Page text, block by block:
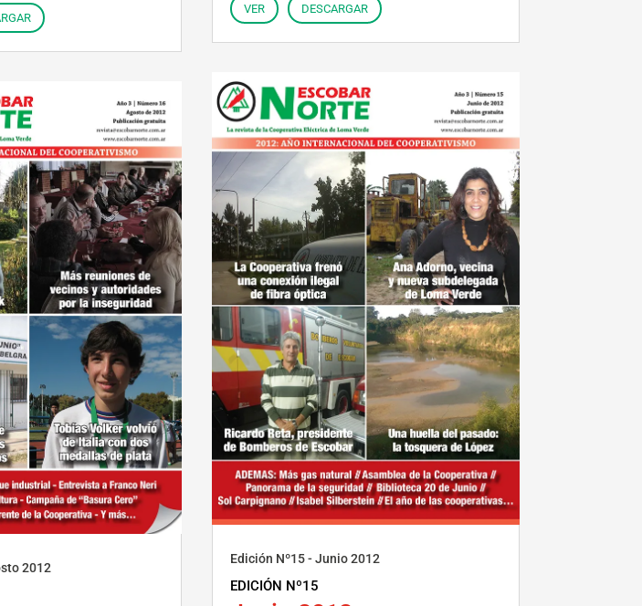
2012
VER DESCARGAR
Edición Nº15 - Junio 2012
EDICIÓN Nº15